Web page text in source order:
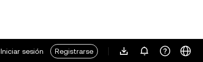
Iniciar sesión Registrarse